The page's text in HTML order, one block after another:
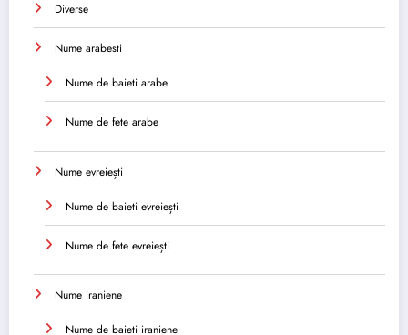
Diverse
Nume arabesti
Nume de baieti arabe
Nume de fete arabe
Nume evreiești
Nume de baieti evreiești
Nume de fete evreiești
Nume iraniene
Nume de baieti iraniene